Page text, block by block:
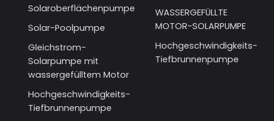
Solaroberflächenpumpe
Solar-Poolpumpe
Gleichstrom-
Solarpumpe mit
wassergefülltem Motor
Hochgeschwindigkeits-
Tiefbrunnenpumpe
WASSERGEFÜLLTE
MOTOR-SOLARPUMPE
Hochgeschwindigkeits-
Tiefbrunnenpumpe